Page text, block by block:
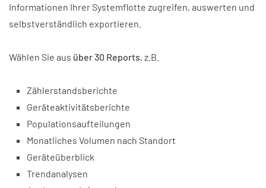
Informationen Ihrer Systemflotte zugreifen, auswerten und
selbstverständlich exportieren.
Wählen Sie aus über 30 Reports, z.B.
Zählerstandsberichte
Geräteaktivitätsberichte
Populationsaufteilungen
Monatliches Volumen nach Standort
Geräteüberblick
Trendanalysen